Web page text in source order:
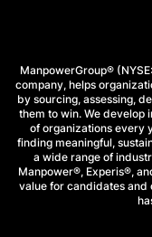
ManpowerGroup®
company, helps
by sourcing, assessing,
them to win. We develop
of organizations every
finding meaningful,
a wide range of
Manpower®, Experis®,
value for candidates and